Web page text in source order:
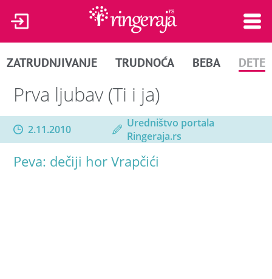
ZATRUDNJIVANJE TRUDNOĆA BEBA DETE
Prva ljubav (Ti i ja)
2.11.2010
Uredništvo portala
Ringeraja.rs
Peva: dečiji hor Vrapčići